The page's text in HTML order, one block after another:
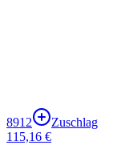
8912
Zuschlag
115,16 €